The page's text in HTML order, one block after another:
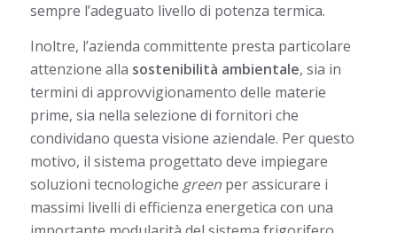
sempre l’adeguato livello di potenza termica.
Inoltre, l’azienda committente presta particolare
attenzione alla sostenibilità ambientale, sia in
termini di approvvigionamento delle materie
prime, sia nella selezione di fornitori che
condividano questa visione aziendale. Per questo
motivo, il sistema progettato deve impiegare
soluzioni tecnologiche greenper assicurare i
massimi livelli di efficienza energetica con una